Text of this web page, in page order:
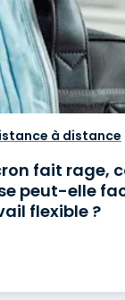
à distance
fait rage,
peut-elle
flexible ?